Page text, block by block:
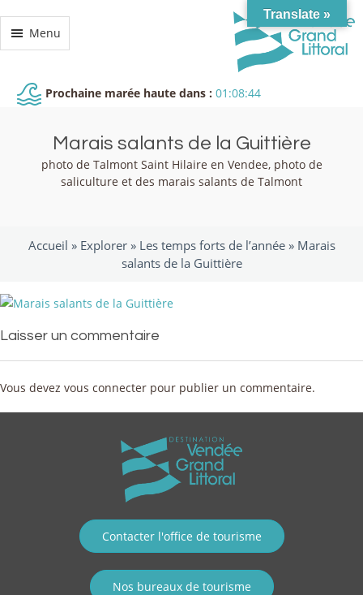
Menu
Prochaine marée haute dans : 01:08:44
Marais salants de la Guittière
photo de Talmont Saint Hilaire en Vendee, photo de
saliculture et des marais salants de Talmont
Accueil » Explorer» Les temps forts de l’année» Marais
salants de la Guittière
Laisser un commentaire
Vous devez vous connecter pour publier un commentaire.
Contacter l'office de tourisme
Nos bureaux de tourisme
Translate »